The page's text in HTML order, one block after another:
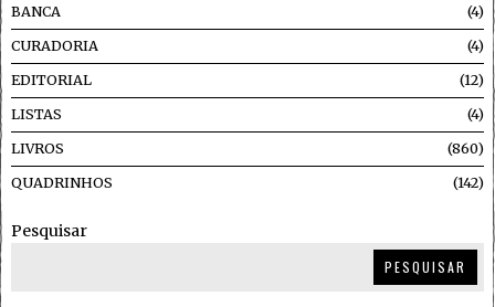
BANCA
4
CURADORIA 4
EDITORIAL 12
LISTAS 4
LIVROS 860
QUADRINHOS 142
Pesquisar
PESQUISAR